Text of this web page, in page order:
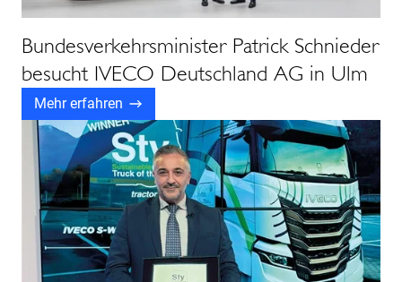
Bundesverkehrsminister Patrick Schnieder
besucht IVECO Deutschland AG in Ulm
Mehr erfahren